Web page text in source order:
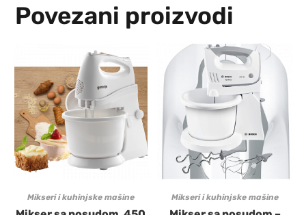
Povezani proizvodi
Mikseri i kuhinjske mašine Mikseri i kuhinjske mašine